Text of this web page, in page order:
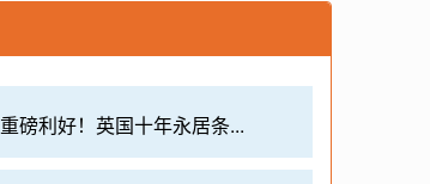
重磅利好！英国十年永居条...